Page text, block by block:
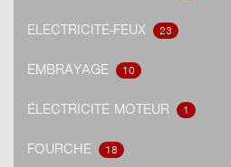
ELECTRICITÉ-FEUX 23
EMBRAYAGE 10
ÉLECTRICITÉ MOTEUR 1
FOURCHE 18